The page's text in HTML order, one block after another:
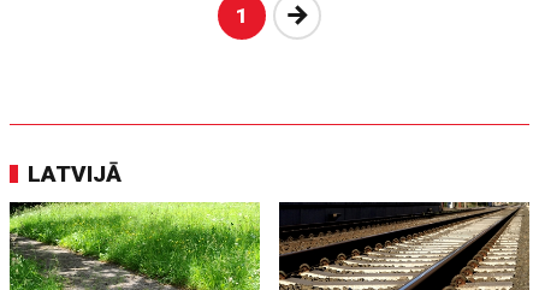
1 Nākošā
LATVIJĀ